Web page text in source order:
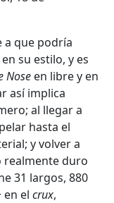
a que podría
su estilo, y es
Nose en libre y en
así implica
al llegar a
hasta el
y volver a
realmente duro
31 largos, 880
en el crux,